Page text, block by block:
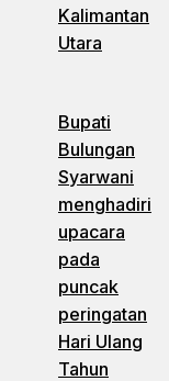
Kalimantan
Utara
Bupati
Bulungan
Syarwani
menghadiri
upacara
pada
puncak
peringatan
Hari Ulang
Tahun